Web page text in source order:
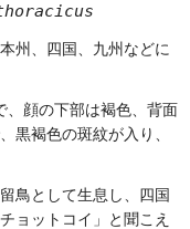
horacicus
州、四国、九州などに
、顔の下部は褐色、背面
黒褐色の斑紋が入り、
鳥として生息し、四国
ョットコイ」と聞こえ